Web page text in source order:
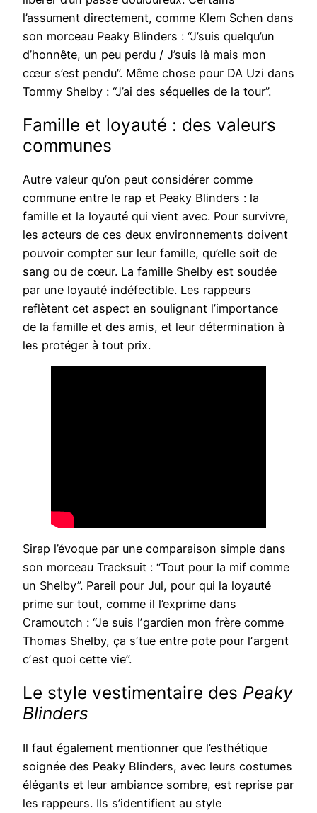
l’assument directement, comme Klem Schen dans
son morceau Peaky Blinders : “J’suis quelqu’un
d’honnête, un peu perdu / J’suis là mais mon
cœur s’est pendu”. Même chose pour DA Uzi dans
Tommy Shelby : “J’ai des séquelles de la tour”.
Famille et loyauté : des valeurs
communes
Autre valeur qu’on peut considérer comme
commune entre le rap et Peaky Blinders : la
famille et la loyauté qui vient avec. Pour survivre,
les acteurs de ces deux environnements doivent
pouvoir compter sur leur famille, qu’elle soit de
sang ou de cœur. La famille Shelby est soudée
par une loyauté indéfectible. Les rappeurs
reflètent cet aspect en soulignant l’importance
de la famille et des amis, et leur détermination à
les protéger à tout prix.
Sirap l’évoque par une comparaison simple dans
son morceau Tracksuit : “Tout pour la mif comme
un Shelby”. Pareil pour Jul, pour qui la loyauté
prime sur tout, comme il l’exprime dans
Cramoutch : “Je suis lʼgardien mon frère comme
Thomas Shelby, ça sʼtue entre pote pour lʼargent
cʼest quoi cette vie”.
Le style vestimentaire des Peaky
Blinders
Il faut également mentionner que l’esthétique
soignée des Peaky Blinders, avec leurs costumes
élégants et leur ambiance sombre, est reprise par
les rappeurs. Ils s’identifient au style